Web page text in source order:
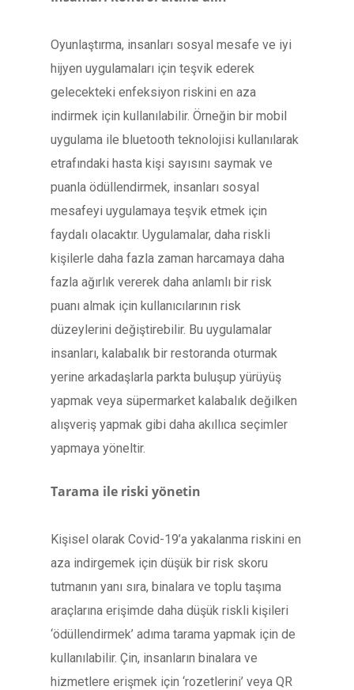
Oyunlaştırma, insanları sosyal mesafe ve iyi
hijyen uygulamaları için teşvik ederek
gelecekteki enfeksiyon riskini en aza
indirmek için kullanılabilir. Örneğin bir mobil
uygulama ile bluetooth teknolojisi kullanılarak
etrafındaki hasta kişi sayısını saymak ve
puanla ödüllendirmek, insanları sosyal
mesafeyi uygulamaya teşvik etmek için
faydalı olacaktır. Uygulamalar, daha riskli
kişilerle daha fazla zaman harcamaya daha
fazla ağırlık vererek daha anlamlı bir risk
puanı almak için kullanıcılarının risk
düzeylerini değiştirebilir. Bu uygulamalar
insanları, kalabalık bir restoranda oturmak
yerine arkadaşlarla parkta buluşup yürüyüş
yapmak veya süpermarket kalabalık değilken
alışveriş yapmak gibi daha akıllıca seçimler
yapmaya yöneltir.
Tarama ile riski yönetin
Kişisel olarak Covid-19’a yakalanma riskini en
aza indirgemek için düşük bir risk skoru
tutmanın yanı sıra, binalara ve toplu taşıma
araçlarına erişimde daha düşük riskli kişileri
‘ödüllendirmek’ adıma tarama yapmak için de
kullanılabilir. Çin, insanların binalara ve
hizmetlere erişmek için ‘rozetlerini’ veya QR